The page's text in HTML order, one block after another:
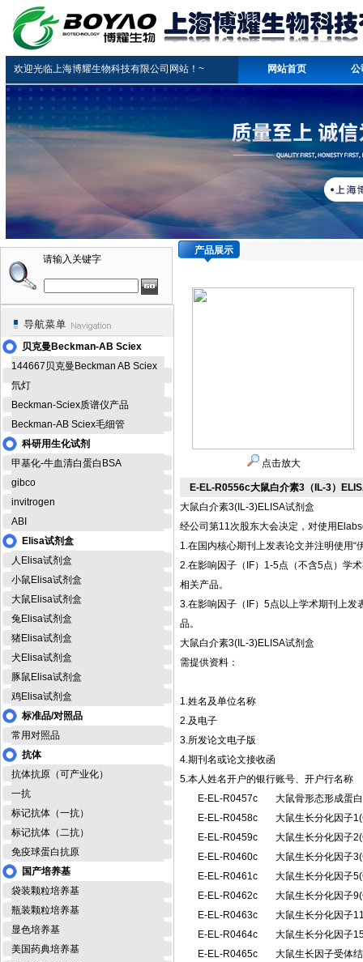
欢迎光临上海博耀生物科技有限公司网站！~ 网站首页 公
请输入关键字
贝克曼Beckman-AB Sciex
144667贝克曼Beckman AB Sciex
氘灯
Beckman-Sciex质谱仪产品
Beckman-AB Sciex毛细管
科研用生化试剂
甲基化-牛血清白蛋白BSA
gibco
invitrogen
ABI
Elisa试剂盒
人Elisa试剂盒
小鼠Elisa试剂盒
大鼠Elisa试剂盒
兔Elisa试剂盒
猪Elisa试剂盒
犬Elisa试剂盒
豚鼠Elisa试剂盒
鸡Elisa试剂盒
标准品/对照品
常用对照品
抗体
抗体抗原（可产业化）
一抗
标记抗体（一抗）
标记抗体（二抗）
免疫球蛋白抗原
国产培养基
袋装颗粒培养基
瓶装颗粒培养基
显色培养基
美国药典培养基
产品展示
点击放大
E-EL-R0556c大鼠白介素3（IL-3）
大鼠白介素3(IL-3)ELISA试剂盒
经公司第11次股东大会决定，对使用
1.在国内核心期刊上发表论文并注明使用
2.在影响因子（IF）1-5点（不含5点）学
相关产品。
3.在影响因子（IF）5点以上学术期刊上
品。
大鼠白介素3(IL-3)ELISA试剂盒
需提供资料：
1.姓名及单位名称
2.及电子
3.所发论文电子版
4.期刊名或论文接收函
5.本人姓名开户的银行账号、开户行名称
E-EL-R0457c
大鼠骨形态形成蛋
E-EL-R0458c
大鼠生长分化因子
E-EL-R0459c
大鼠生长分化因子
E-EL-R0460c
大鼠生长分化因子
E-EL-R0461c
大鼠生长分化因子
E-EL-R0462c
大鼠生长分化因子
E-EL-R0463c
大鼠生长分化因子
E-EL-R0464c
大鼠生长分化因子
E-EL-R0465c
大鼠生长因子受体